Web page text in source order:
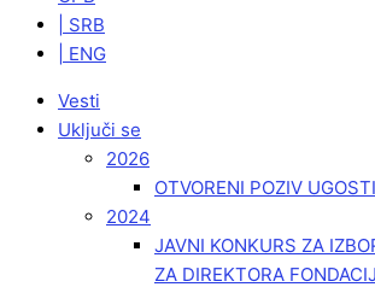
| SRB
| ENG
Vesti
Uključi se
2026
OTVORENI POZIV
2024
JAVNI KONKURS ZA
ZA DIREKTORA